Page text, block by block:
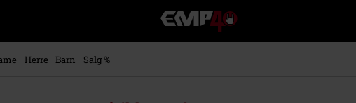
EMP
-
Musikk,
Herre Barn Salg %